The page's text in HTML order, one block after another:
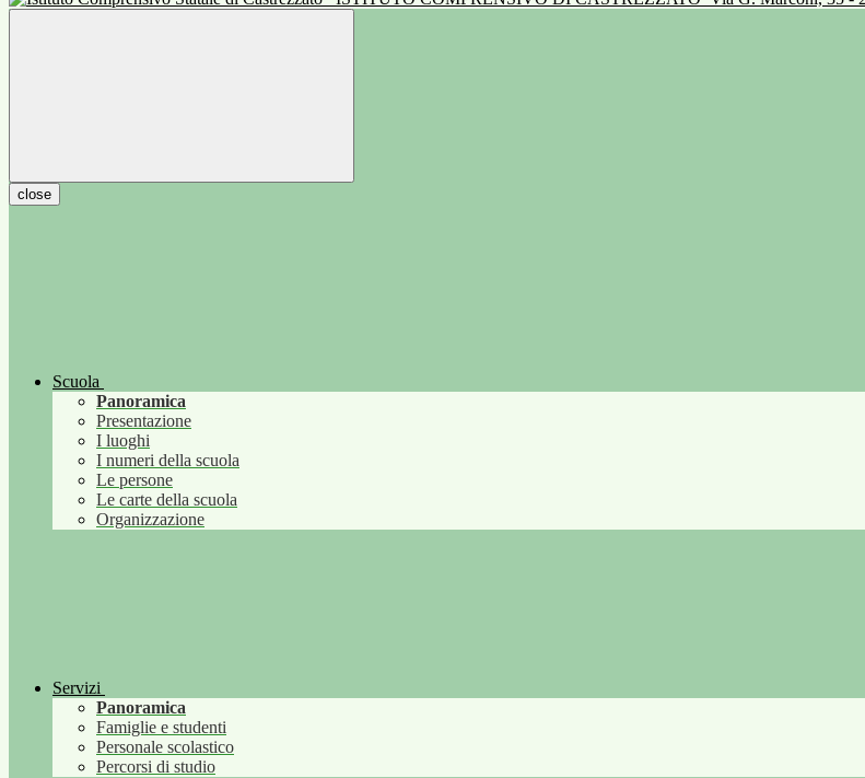
close
Scuola
Panoramica
Presentazione
I luoghi
I numeri della scuola
Le persone
Le carte della scuola
Organizzazione
Servizi
Panoramica
Famiglie e studenti
Personale scolastico
Percorsi di studio